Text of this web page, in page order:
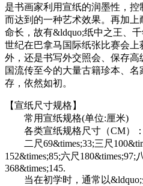
是书画家利用宣纸的润墨性，
而达到的一种艺术效果。再加
命长，故有&ldquo;纸中之王、
世纪在巴拿马国际纸张比赛会
外，还是书写外交照会、保存
国流传至今的大量古籍珍本、
存，依然如初。
【宣纸尺寸规格】
常用宣纸规格(单位:厘米)
各类宣纸规格尺寸（CM）：
二尺69&times;33;三尺
152&times;85;六尺180&times;97;
368&times;145.
当在初学时，通常以&ldquo;